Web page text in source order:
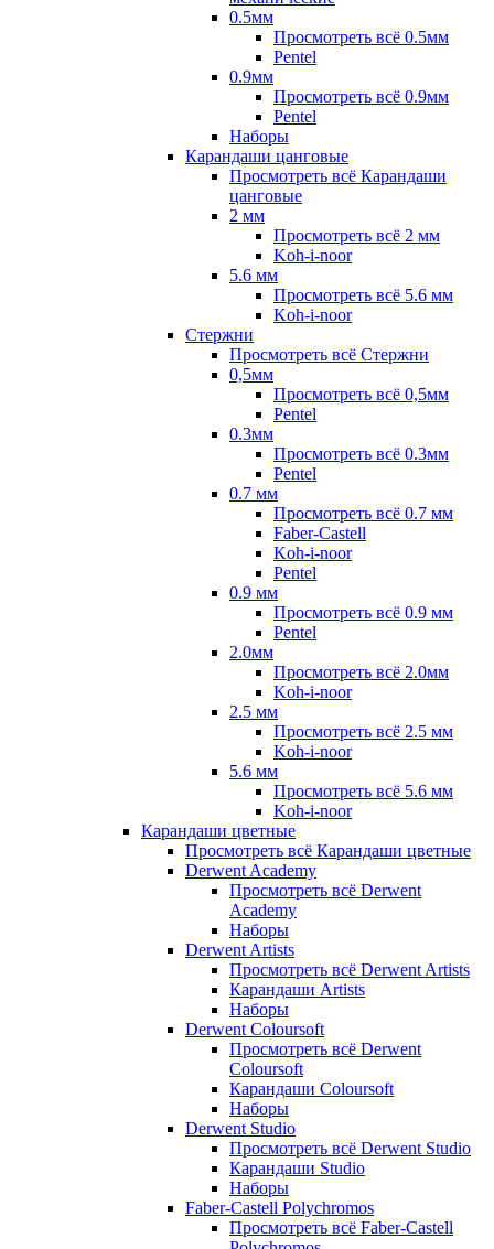
0.5мм
Просмотреть всё 0.5мм
Pentel
0.9мм
Просмотреть всё 0.9мм
Pentel
Наборы
Карандаши цанговые
Просмотреть всё Карандаши
цанговые
2 мм
Просмотреть всё 2 мм
Koh-i-noor
5.6 мм
Просмотреть всё 5.6 мм
Koh-i-noor
Стержни
Просмотреть всё Стержни
0,5мм
Просмотреть всё 0,5мм
Pentel
0.3мм
Просмотреть всё 0.3мм
Pentel
0.7 мм
Просмотреть всё 0.7 мм
Faber-Castell
Koh-i-noor
Pentel
0.9 мм
Просмотреть всё 0.9 мм
Pentel
2.0мм
Просмотреть всё 2.0мм
Koh-i-noor
2.5 мм
Просмотреть всё 2.5 мм
Koh-i-noor
5.6 мм
Просмотреть всё 5.6 мм
Koh-i-noor
Карандаши цветные
Просмотреть всё Карандаши цветные
Derwent Academy
Просмотреть всё Derwent
Academy
Наборы
Derwent Artists
Просмотреть всё Derwent Artists
Карандаши Artists
Наборы
Derwent Coloursoft
Просмотреть всё Derwent
Coloursoft
Карандаши Coloursoft
Наборы
Derwent Studio
Просмотреть всё Derwent Studio
Карандаши Studio
Наборы
Faber-Castell Polychromos
Просмотреть всё Faber-Castell